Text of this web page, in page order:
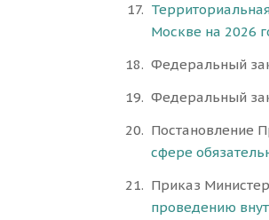
Москве на 2026
Федеральный
Федеральный
Постановление
сфере
Приказ
проведению